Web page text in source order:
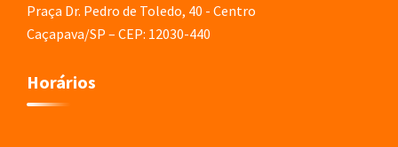
Praça Dr. Pedro de Toledo, 40 - Centro
Caçapava/SP – CEP: 12030-440
Horários